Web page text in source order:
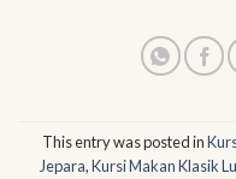
This entry was posted in
Jepara,Kursi Makan Klasik